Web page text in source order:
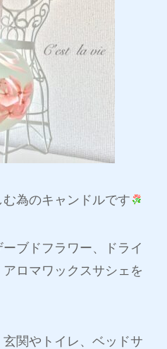
為のキャンドルです
ブドフラワー、ドライ
ロマワックスサシェを
関やトイレ、ベッドサ